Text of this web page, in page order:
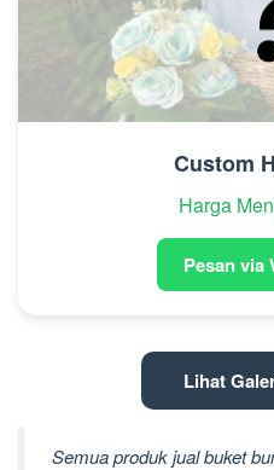
Custom
Harga
Pesan via
Lihat
Semua produk jual buket